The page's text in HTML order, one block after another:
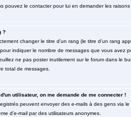
pouvez le contacter pour lui en demander les
?
changer le titre d'un rang (le titre d'un rang
indiquer le nombre de messages que vous avez
ne pas poster inutilement sur le forum dans le
total de messages.
utilisateur, on me demande de me connecter !
peuvent envoyer des e-mails à des gens via
d'e-mail par des utilisateurs anonymes.